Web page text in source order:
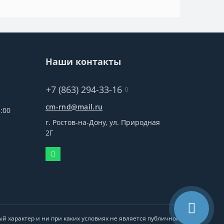
Наши контакты
+7 (863) 294-33-16
cm-rnd@mail.ru
г. Ростов-на-Дону, ул. Природная
2Г
и ни при каких условиях не является публичной